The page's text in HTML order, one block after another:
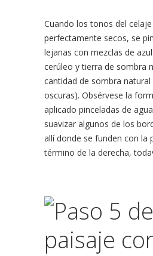
Cuando los tonos del
perfectamente secos, se
lejanas con mezclas de
cerúleo y tierra de sombra
cantidad de sombra
oscuras). Obsérvese la
aplicado pinceladas de
suavizar algunos de los
allí donde se funden con la
término de la derecha,